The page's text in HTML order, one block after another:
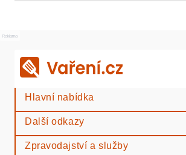
Reklama
Hlavní nabídka
Další odkazy
Zpravodajství a služby